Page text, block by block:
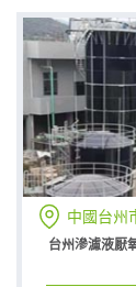
中國台州
台州滲濾液厭